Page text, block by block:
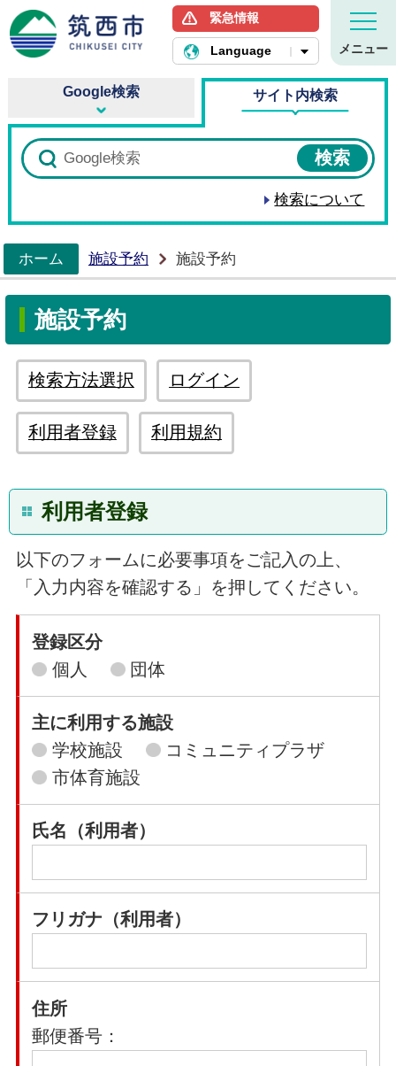
筑西市ホームページ
緊急情報
Language メニュー
Google検索 サイト内検索
検索について
ホーム
施設予約 施設予約
施設予約
検索方法選択 ログイン
利用者登録 利用規約
利用者登録
以下のフォームに必要事項をご記入の上、
「入力内容を確認する」を押してください。
登録区分
個人
団体
主に利用する施設
学校施設
コミュニティプラザ
市体育施設
氏名（利用者）
フリガナ（利用者）
住所
郵便番号：